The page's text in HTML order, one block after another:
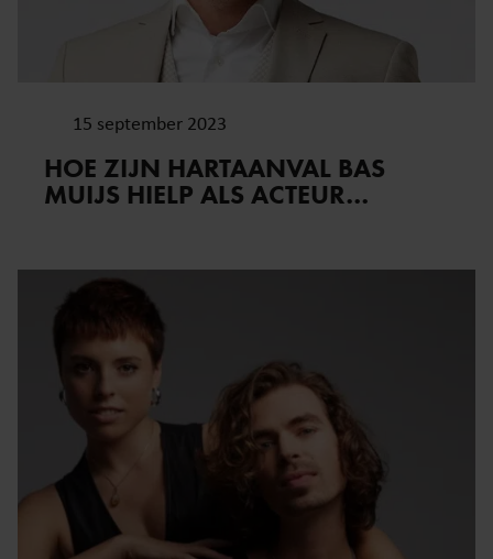
15 september 2023
HOE ZIJN HARTAANVAL BAS
MUIJS HIELP ALS ACTEUR…